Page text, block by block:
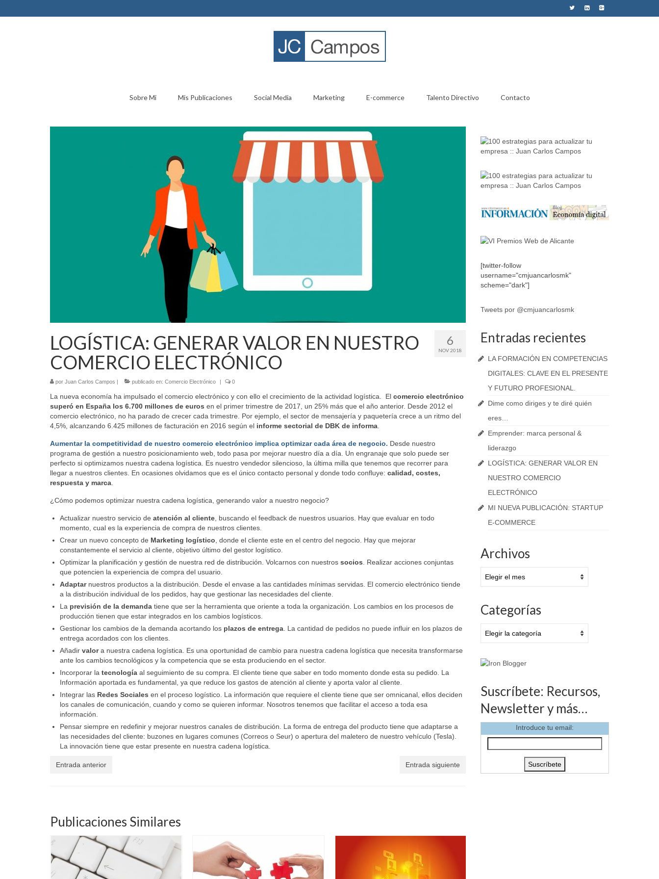
Sobre Mi Mis Publicaciones Social Media Marketing E-commerce Talento Directivo Contacto
6
NOV 2018
LOGÍSTICA: GENERAR VALOR EN NUESTRO
COMERCIO ELECTRÓNICO
por Juan Carlos Campos | publicado en: Comercio Electrónico | 0
La nueva economía ha impulsado el comercio electrónico y con ello el crecimiento de la actividad logística. El comercio electrónico
superó en España los 6.700 millones de euros en el primer trimestre de 2017, un 25% más que el año anterior. Desde 2012 el
comercio electrónico, no ha parado de crecer cada trimestre. Por ejemplo, el sector de mensajería y paquetería crece a un ritmo del
4,5%, alcanzando 6.425 millones de facturación en 2016 según el informe sectorial de DBK de informa
Aumentar la competitividad de nuestro comercio electrónico implica optimizar cada área de negocio. Desde nuestro
programa de gestión a nuestro posicionamiento web, todo pasa por mejorar nuestro día a día. Un engranaje que solo puede ser
perfecto si optimizamos nuestra cadena logística. Es nuestro vendedor silencioso, la última milla que tenemos que recorrer para
llegar a nuestros clientes. En ocasiones olvidamos que es el único contacto personal y donde todo confluye: calidad, costes,
respuesta y marca
¿Cómo podemos optimizar nuestra cadena logística, generando valor a nuestro negocio?
Actualizar nuestro servicio de atención al cliente , buscando el feedback de nuestros usuarios. Hay que evaluar en todo
momento, cual es la experiencia de compra de nuestros clientes.
Crear un nuevo concepto de Marketing logístico , donde el cliente este en el centro del negocio. Hay que mejorar
constantemente el servicio al cliente, objetivo último del gestor logístico.
Optimizar la planificación y gestión de nuestra red de distribución. Volcarnos con nuestros socios . Realizar acciones conjuntas
que potencien la experiencia de compra del usuario.
Adaptarnuestros productos a la distribución. Desde el envase a las cantidades mínimas servidas. El comercio electrónico tiende
a la distribución individual de los pedidos, hay que gestionar las necesidades del cliente.
La previsión de la demanda tiene que ser la herramienta que oriente a toda la organización. Los cambios en los procesos de
producción tienen que estar integrados en los cambios logísticos.
Gestionar los cambios de la demanda acortando los plazos de entrega . La cantidad de pedidos no puede influir en los plazos de
entrega acordados con los clientes.
Añadir valora nuestra cadena logística. Es una oportunidad de cambio para nuestra cadena logística que necesita transformarse
ante los cambios tecnológicos y la competencia que se esta produciendo en el sector.
Incorporar la tecnología al seguimiento de su compra. El cliente tiene que saber en todo momento donde esta su pedido. La
Información aportada es fundamental, ya que reduce los gastos de atención al cliente y aporta valor al cliente.
Integrar las Redes Sociales en el proceso logístico. La información que requiere el cliente tiene que ser omnicanal, ellos deciden
los canales de comunicación, cuando y como se quieren informar. Nosotros tenemos que facilitar el acceso a toda esa
información.
Pensar siempre en redefinir y mejorar nuestros canales de distribución. La forma de entrega del producto tiene que adaptarse a
las necesidades del cliente: buzones en lugares comunes (Correos o Seur) o apertura del maletero de nuestro vehículo (Tesla).
La innovación tiene que estar presente en nuestra cadena logística.
Entrada anterior Entrada siguiente
Publicaciones Similares
[twitter-follow
username="cmjuancarlosmk"
scheme="dark"]
Tweets por @cmjuancarlosmk
Entradas recientes
LA FORMACIÓN EN COMPETENCIAS
DIGITALES: CLAVE EN EL PRESENTE
Y FUTURO PROFESIONAL.
Dime como diriges y te diré quién
eres…
Emprender: marca personal &
liderazgo
LOGÍSTICA: GENERAR VALOR EN
NUESTRO COMERCIO
ELECTRÓNICO
MI NUEVA PUBLICACIÓN: STARTUP
E-COMMERCE
Archivos
Categorías
Suscríbete: Recursos,
Newsletter y más…
Introduce tu email: